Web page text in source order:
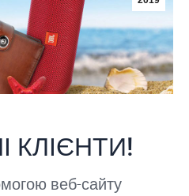
КЛІЄНТИ!
веб-сайту